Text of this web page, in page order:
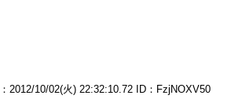
：2012/10/02(火) 22:32:10.72 ID：FzjNOXV50